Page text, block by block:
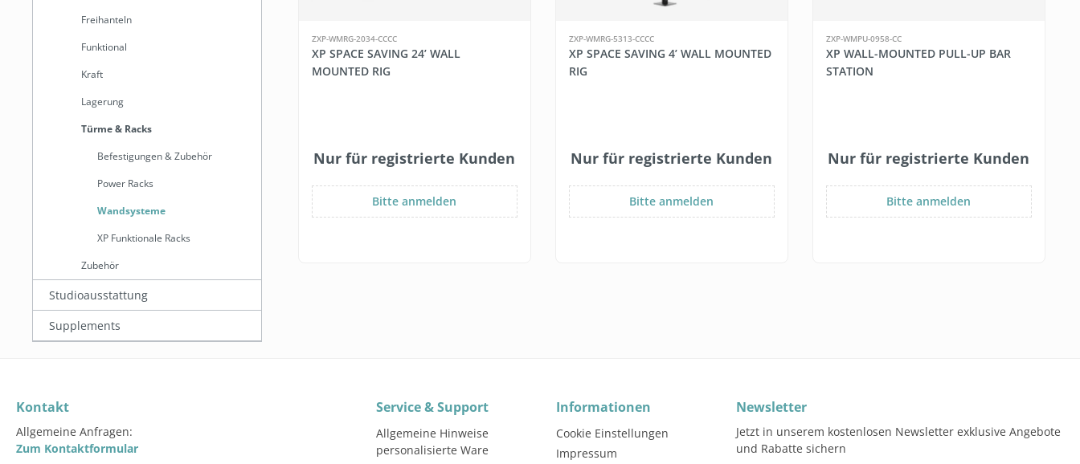
Freihanteln
Funktional
Kraft
Lagerung
Türme & Racks
Befestigungen & Zubehör
Power Racks
Wandsysteme
XP Funktionale Racks
Zubehör
Studioausstattung
Supplements
ZXP-WMRG-2034-CCCC
XP SPACE SAVING 24’ WALL
MOUNTED RIG
Nur für registrierte Kunden
Bitte anmelden
ZXP-WMRG-5313-CCCC
XP SPACE SAVING 4’ WALL MOUNTED
RIG
Nur für registrierte Kunden
Bitte anmelden
ZXP-WMPU-0958-CC
XP WALL-MOUNTED PULL-UP BAR
STATION
Nur für registrierte Kunden
Bitte anmelden
Kontakt
Allgemeine Anfragen:
Zum Kontaktformular
Service & Support
Allgemeine Hinweise
personalisierte Ware
Informationen
Cookie Einstellungen
Impressum
Newsletter
Jetzt in unserem kostenlosen Newsletter exklusive Angebote
und Rabatte sichern